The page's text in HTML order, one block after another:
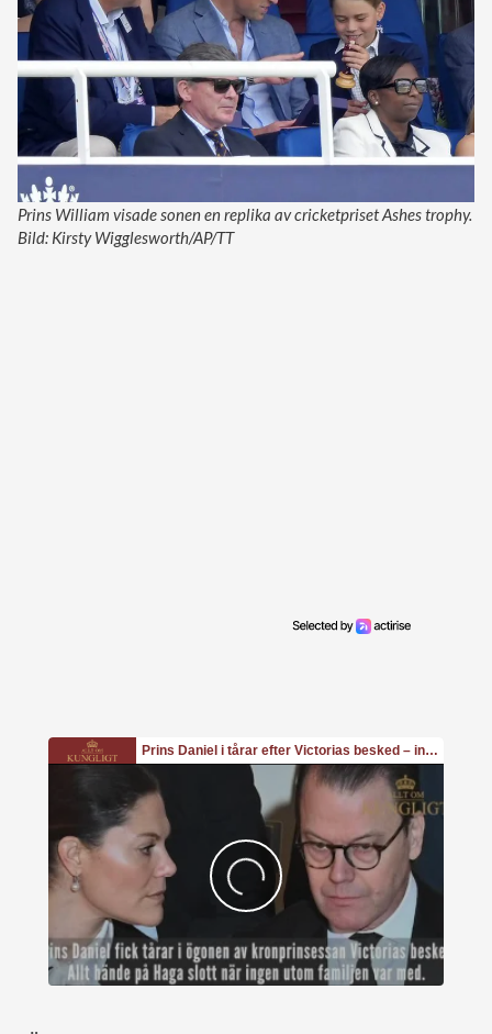
Prins William visade sonen en replika av cricketpriset Ashes trophy.
Bild: Kirsty Wigglesworth/AP/TT